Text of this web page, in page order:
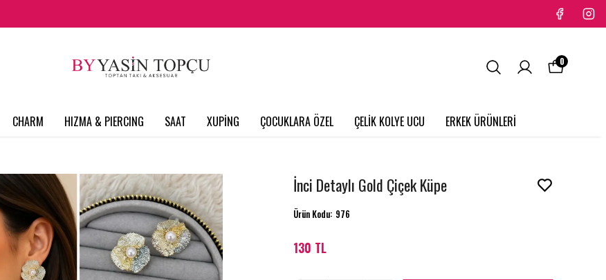
CHARM HIZMA & PIERCING SAAT XUPİNG ÇOCUKLARA ÖZEL ÇELİK KOLYE UCU ERKEK ÜRÜNLERİ
0
İnci Detaylı Gold Çiçek Küpe
Ürün Kodu: 976
130 TL